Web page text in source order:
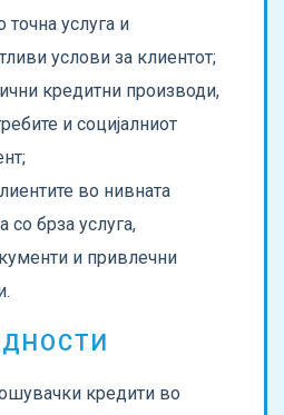
услуга и
услови за клиентот;
кредитни производи,
и социјалниот
во нивната
со брза услуга,
и привлечни
кредити во